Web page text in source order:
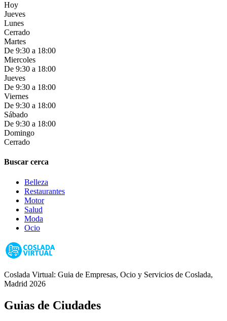
Hoy
Jueves
Lunes
Cerrado
Martes
De 9:30 a 18:00
Miercoles
De 9:30 a 18:00
Jueves
De 9:30 a 18:00
Viernes
De 9:30 a 18:00
Sábado
De 9:30 a 18:00
Domingo
Cerrado
Buscar cerca
Belleza
Restaurantes
Motor
Salud
Moda
Ocio
Coslada Virtual: Guia de Empresas, Ocio y Servicios de Coslada,
Madrid 2026
Guias de Ciudades